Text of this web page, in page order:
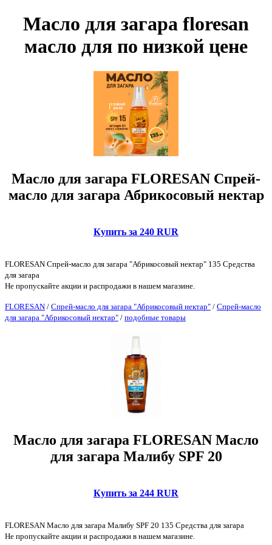
Масло для загара floresan
масло для по низкой цене
Масло для загара FLORESAN Спрей-
масло для загара Абрикосовый нектар
Купить за 240 RUR
FLORESAN Спрей-масло для загара "Абрикосовый нектар" 135 Средства
для загара
Не пропускайте акции и распродажи в нашем магазине.
FLORESAN / Спрей-масло для загара "Абрикосовый нектар" / Спрей-масло
для загара "Абрикосовый нектар" / подобные товары
Масло для загара FLORESAN Масло
для загара Малибу SPF 20
Купить за 244 RUR
FLORESAN Масло для загара Малибу SPF 20 135 Средства для загара
Не пропускайте акции и распродажи в нашем магазине.